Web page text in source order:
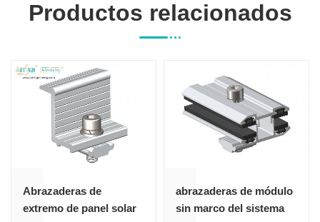
Productos relacionados
de
de panel solar
abrazaderas de módulo
sin marco del sistema
de